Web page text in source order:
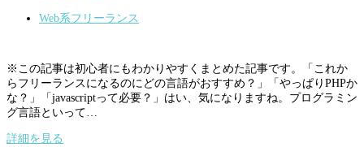
Web系フリーランス
※この記事は初心者にもわかりやすくまとめた記事です。「これか
らフリーランスになるのにどの言語がおすすめ？」「やっぱりPHPか
な？」「javascriptって必要？」はい、気になりますね。プログラミン
グ言語といって…
詳細を見る